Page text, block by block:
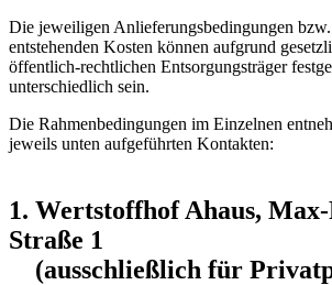
Die jeweiligen Anlieferungsbedingungen
entstehenden Kosten können aufgrund
öffentlich-rechtlichen Entsorgungsträger
unterschiedlich sein.
Die Rahmenbedingungen im Einzelnen
jeweils unten aufgeführten Kontakten:
1. Wertstoffhof Ahaus,
Straße 1
(ausschließlich für